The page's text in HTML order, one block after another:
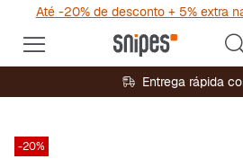
Até -20% de desconto + 5% extra
Entrega rápida
-20%